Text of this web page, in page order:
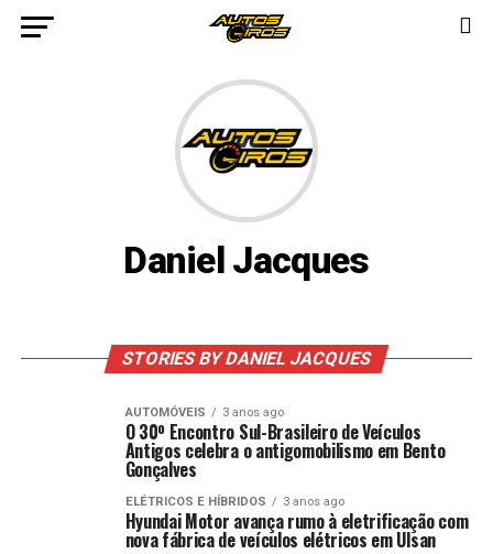
Daniel Jacques
STORIES BY DANIEL JACQUES
AUTOMÓVEIS 3 anos ago
O 30º Encontro Sul-Brasileiro de Veículos
Antigos celebra o antigomobilismo em Bento
Gonçalves
ELÉTRICOS E HÍBRIDOS 3 anos ago
Hyundai Motor avança rumo à eletrificação com
nova fábrica de veículos elétricos em Ulsan